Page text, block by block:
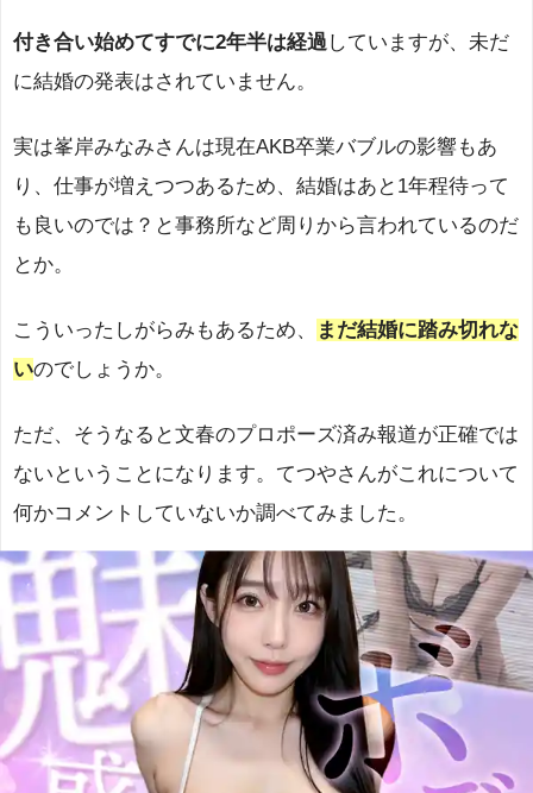
付き合い始めてすでに2年半は経過 していますが、未だ
に結婚の発表はされていません。
実は峯岸みなみさんは現在AKB卒業バブルの影響もあ
り、仕事が増えつつあるため、結婚はあと1年程待って
も良いのでは？と事務所など周りから言われているのだ
とか。
こういったしがらみもあるため、
まだ結婚に踏み切れな
いのでしょうか。
ただ、そうなると文春のプロポーズ済み報道が正確では
ないということになります。てつやさんがこれについて
何かコメントしていないか調べてみました。